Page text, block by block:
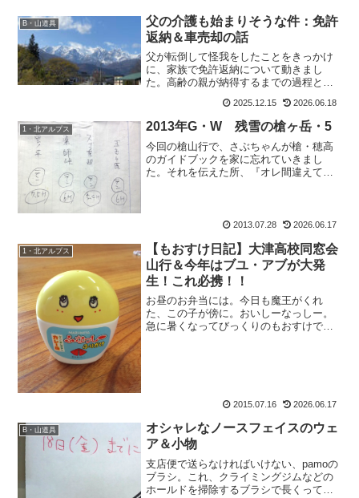
B・山道具
父の介護も始まりそうな件：免許
返納＆車売却の話
父が転倒して怪我をしたことをきっかけ
に、家族で免許返納について動きまし
た。高齢の親が納得するまでの過程と現
2025.12.15 2026.06.18
1・北アルプス 2013年G・W 残雪の槍ヶ岳・5
今回の槍山行で、さぶちゃんが槍・穂高
のガイドブックを家に忘れていきまし
た。それを伝えた所、『オレ間違えて二
白い紙が落ちて。何かと思っ...
2013.07.28 2026.06.17
1・北アルプス
【もおすけ日記】大津高校同窓会
山行＆今年はブユ・アブが大発
生！これ必携！！
お昼のお弁当には。今日も魔王がくれ
た、この子が傍に。おいしーなっしー。
急に暑くなってびっくりのもおすけで
2015.07.16 2026.06.17
B・山道具
オシャレなノースフェイスのウェ
ア＆小物
支店便で送らなければいけない、pamoの
ブラシ。これ、クライミングジムなどの
ホールドを掃除するブラシで長くって。